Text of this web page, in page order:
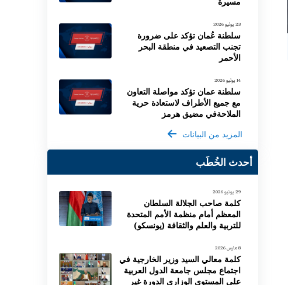
23 يوليو 2026
سلطنة عُمان تؤكد على ضرورة
تجنب التصعيد في منطقة البحر
الأحمر
14 يوليو 2026
سلطنة عمان تؤكد مواصلة التعاون
مع جميع الأطراف لاستعادة حرية
الملاحةفي مضيق هرمز
المزيد من البيانات
أحدث الخُطَب
29 يونيو 2026
كلمة صاحب الجلالة السلطان
المعظم أمام منظمة الأمم المتحدة
للتربية والعلم والثقافة (يونسكو)
8 مارس 2026
كلمة معالي السيد وزير الخارجية في
اجتماع مجلس جامعة الدول العربية
على المستوى الوزاري الدورة غير